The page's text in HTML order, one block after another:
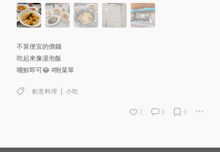
不算便宜的價錢
吃起來像湯泡飯
嚐鮮即可😂 #附菜單
創意料理 小吃
2 0 0